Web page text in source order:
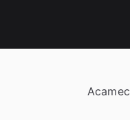
Acamec